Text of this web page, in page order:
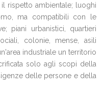
rispetto ambientale; luoghi
ma compatibili con le
piani urbanistici, quartieri
colonie, mense, asili
industriale un territorio
solo agli scopi della
delle persone e della